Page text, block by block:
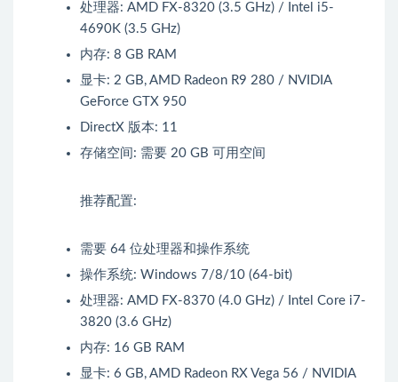
处理器: AMD FX-8320 (3.5 GHz) / Intel i5-
4690K (3.5 GHz)
内存: 8 GB RAM
显卡: 2 GB, AMD Radeon R9 280 / NVIDIA
GeForce GTX 950
DirectX 版本: 11
存储空间: 需要 20 GB 可用空间
推荐配置:
需要 64 位处理器和操作系统
操作系统: Windows 7/8/10 (64-bit)
处理器: AMD FX-8370 (4.0 GHz) / Intel Core i7-
3820 (3.6 GHz)
内存: 16 GB RAM
显卡: 6 GB, AMD Radeon RX Vega 56 / NVIDIA